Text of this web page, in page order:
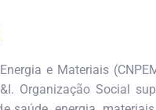
e Materiais
Organização Social